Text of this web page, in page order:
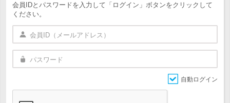
会員IDとパスワードを入力して「ログイン」ボタンをクリックして
ください。
自動ログイン